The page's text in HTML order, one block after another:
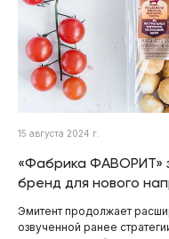
15 августа 2024 г.
«Фабрика ФАВОРИТ»
бренд для нового
Эмитент продолжает
озвученной ранее